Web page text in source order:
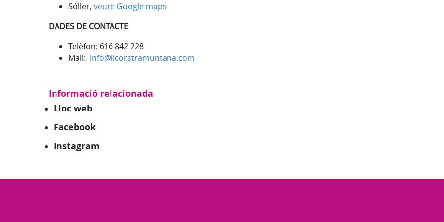
Sóller, veure Google maps
DADES DE CONTACTE
Telèfon: 616 842 228
Mail: info@licorstramuntana.com
Informació relacionada
Lloc web
Facebook
Instagram